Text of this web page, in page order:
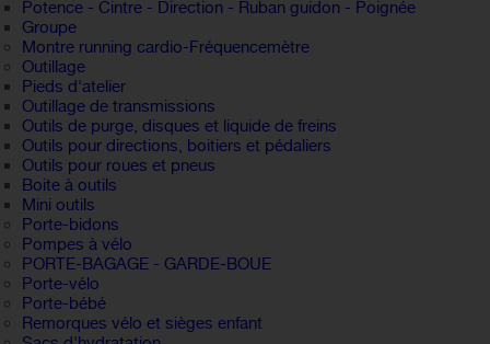
Potence - Cintre - Direction - Ruban guidon - Poignée
Groupe
Montre running cardio-Fréquencemètre
Outillage
Pieds d'atelier
Outillage de transmissions
Outils de purge, disques et liquide de freins
Outils pour directions, boitiers et pédaliers
Outils pour roues et pneus
Boite à outils
Mini outils
Porte-bidons
Pompes à vélo
PORTE-BAGAGE - GARDE-BOUE
Porte-vélo
Porte-bébé
Remorques vélo et sièges enfant